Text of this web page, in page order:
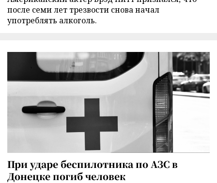
после семи лет трезвости снова начал
употреблять алкоголь.
При ударе беспилотника по АЗС в
Донецке погиб человек